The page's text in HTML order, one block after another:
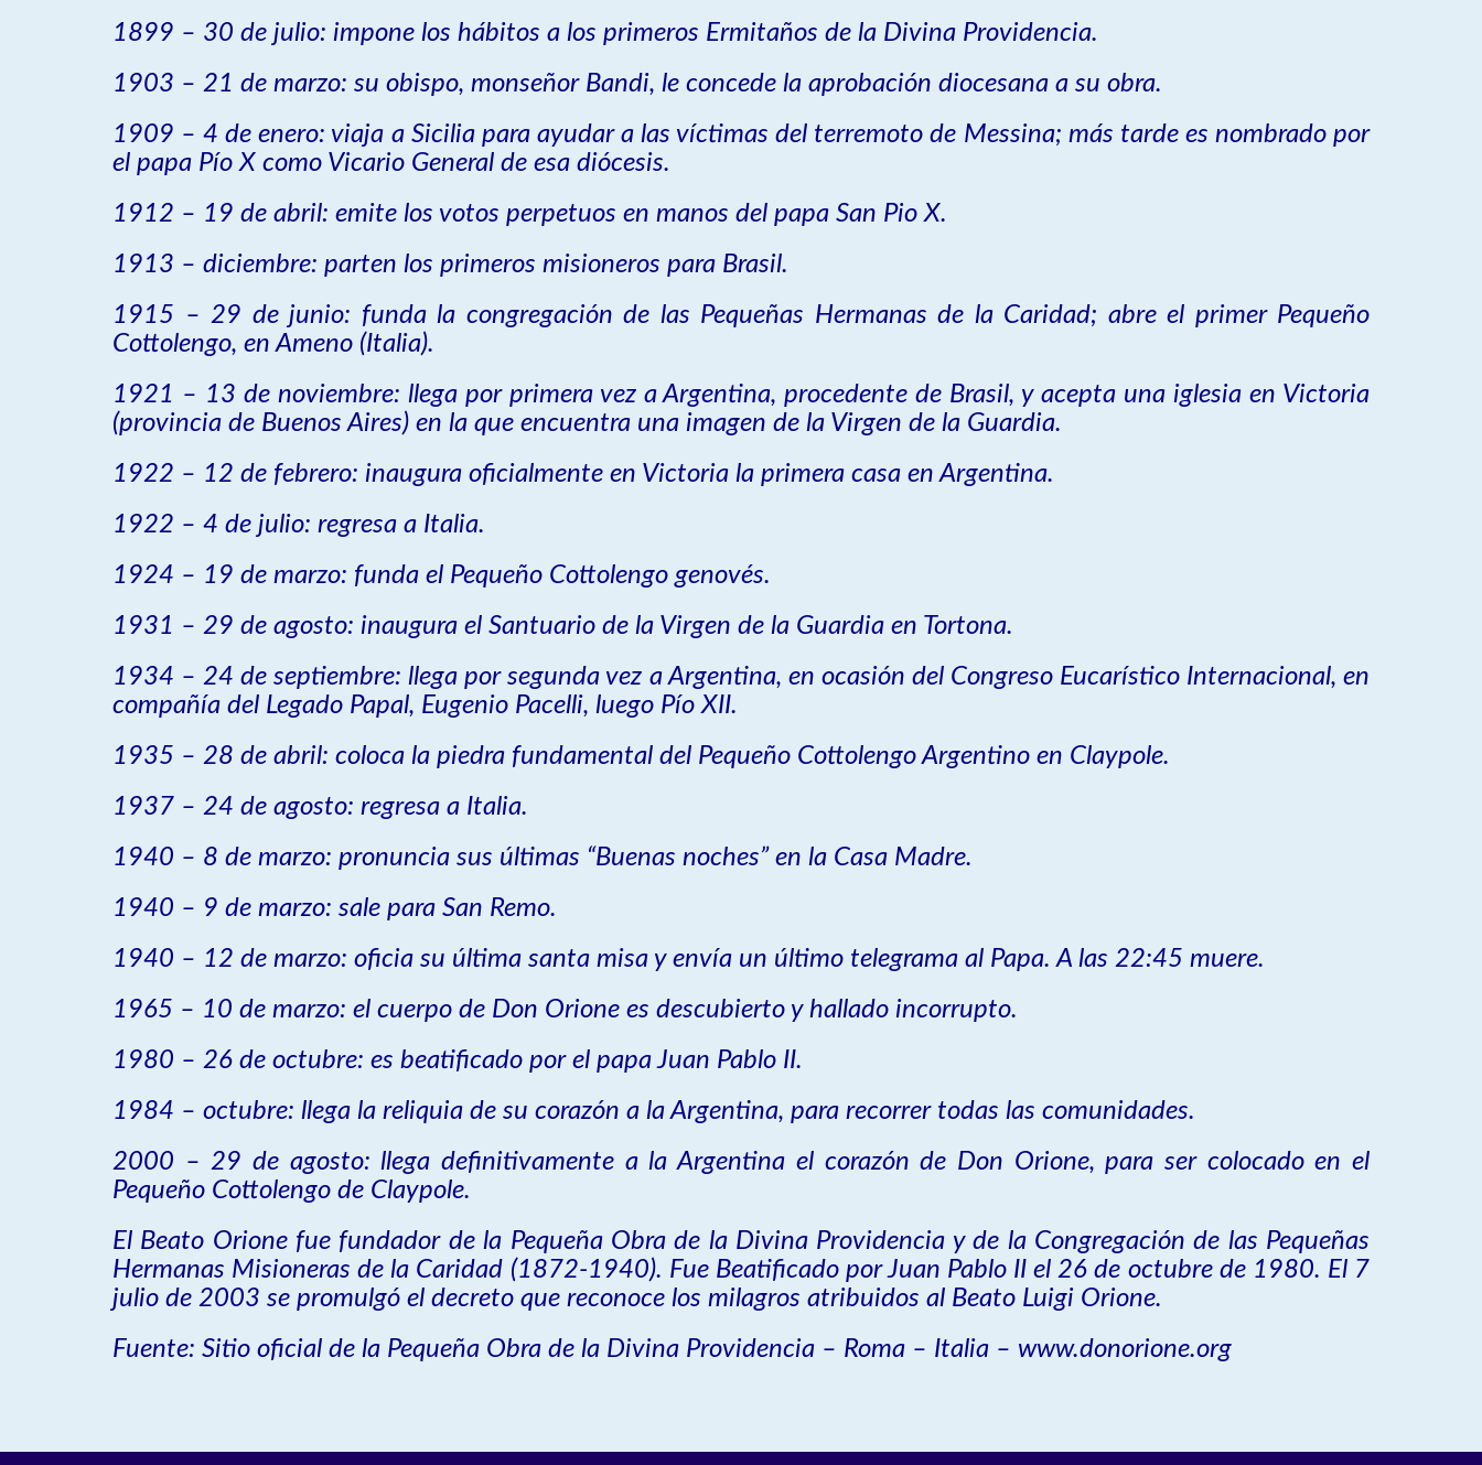
1899 – 30 de julio: impone los hábitos a los primeros Ermitaños de la Divina Providencia.
1903 – 21 de marzo: su obispo, monseñor Bandi, le concede la aprobación diocesana a su obra.
1909 – 4 de enero: viaja a Sicilia para ayudar a las víctimas del terremoto de Messina; más tarde es nombrado por
el papa Pío X como Vicario General de esa diócesis.
1912 – 19 de abril: emite los votos perpetuos en manos del papa San Pio X.
1913 – diciembre: parten los primeros misioneros para Brasil.
1915 – 29 de junio: funda la congregación de las Pequeñas Hermanas de la Caridad; abre el primer Pequeño
Cottolengo, en Ameno (Italia).
1921 – 13 de noviembre: llega por primera vez a Argentina, procedente de Brasil, y acepta una iglesia en Victoria
(provincia de Buenos Aires) en la que encuentra una imagen de la Virgen de la Guardia.
1922 – 12 de febrero: inaugura oficialmente en Victoria la primera casa en Argentina.
1922 – 4 de julio: regresa a Italia.
1924 – 19 de marzo: funda el Pequeño Cottolengo genovés.
1931 – 29 de agosto: inaugura el Santuario de la Virgen de la Guardia en Tortona.
1934 – 24 de septiembre: llega por segunda vez a Argentina, en ocasión del Congreso Eucarístico Internacional, en
compañía del Legado Papal, Eugenio Pacelli, luego Pío XII.
1935 – 28 de abril: coloca la piedra fundamental del Pequeño Cottolengo Argentino en Claypole.
1937 – 24 de agosto: regresa a Italia.
1940 – 8 de marzo: pronuncia sus últimas “Buenas noches” en la Casa Madre.
1940 – 9 de marzo: sale para San Remo.
1940 – 12 de marzo: oficia su última santa misa y envía un último telegrama al Papa. A las 22:45 muere.
1965 – 10 de marzo: el cuerpo de Don Orione es descubierto y hallado incorrupto.
1980 – 26 de octubre: es beatificado por el papa Juan Pablo II.
1984 – octubre: llega la reliquia de su corazón a la Argentina, para recorrer todas las comunidades.
2000 – 29 de agosto: llega definitivamente a la Argentina el corazón de Don Orione, para ser colocado en el
Pequeño Cottolengo de Claypole.
El Beato Orione fue fundador de la Pequeña Obra de la Divina Providencia y de la Congregación de las Pequeñas
Hermanas Misioneras de la Caridad (1872-1940). Fue Beatificado por Juan Pablo II el 26 de octubre de 1980. El 7
julio de 2003 se promulgó el decreto que reconoce los milagros atribuidos al Beato Luigi Orione.
Fuente: Sitio oficial de la Pequeña Obra de la Divina Providencia – Roma – Italia – www.donorione.org